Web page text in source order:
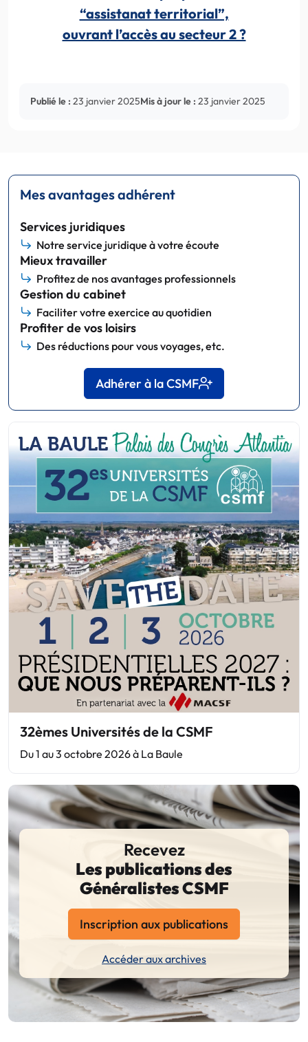
“assistanat territorial”,
ouvrant l’accès au secteur 2 ?
Publié le : 23 janvier 2025Mis à jour le : 23 janvier 2025
Mes avantages adhérent
Services juridiques
Notre service juridique à votre écoute
Mieux travailler
Profitez de nos avantages professionnels
Gestion du cabinet
Faciliter votre exercice au quotidien
Profiter de vos loisirs
Des réductions pour vous voyages, etc.
Adhérer à la CSMF
32èmes Universités de la CSMF
Du 1 au 3 octobre 2026 à La Baule
Recevez
Les publications des
Généralistes CSMF
Inscription aux publications
Accéder aux archives